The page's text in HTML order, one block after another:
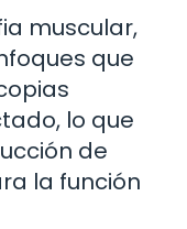
muscular,
que
lo que
de
la función